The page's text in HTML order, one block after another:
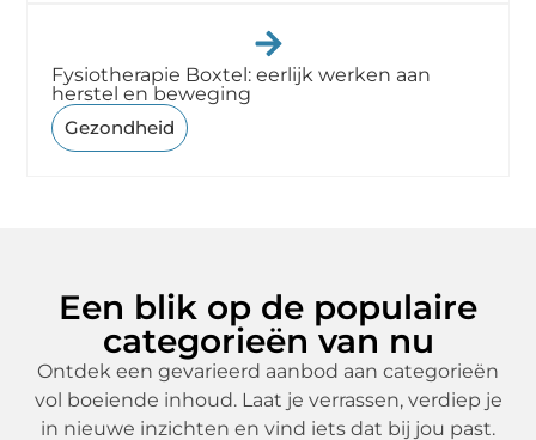
Fysiotherapie Boxtel: eerlijk werken aan
herstel en beweging
Gezondheid
Een blik op de populaire
categorieën van nu
Ontdek een gevarieerd aanbod aan categorieën
vol boeiende inhoud. Laat je verrassen, verdiep je
in nieuwe inzichten en vind iets dat bij jou past.